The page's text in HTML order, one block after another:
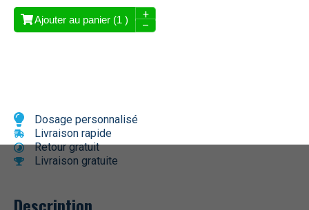
Ajouter au panier (1 )
+
–
Dosage personnalisé
Livraison rapide
Retour gratuit
Livraison gratuite